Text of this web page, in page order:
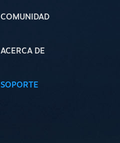
COMUNIDAD
ACERCA DE
SOPORTE